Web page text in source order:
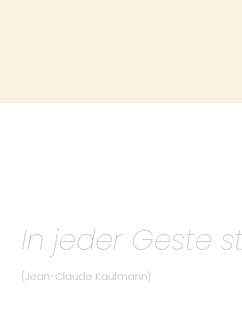
In jeder Geste
(Jean-Claude Kaufmann)